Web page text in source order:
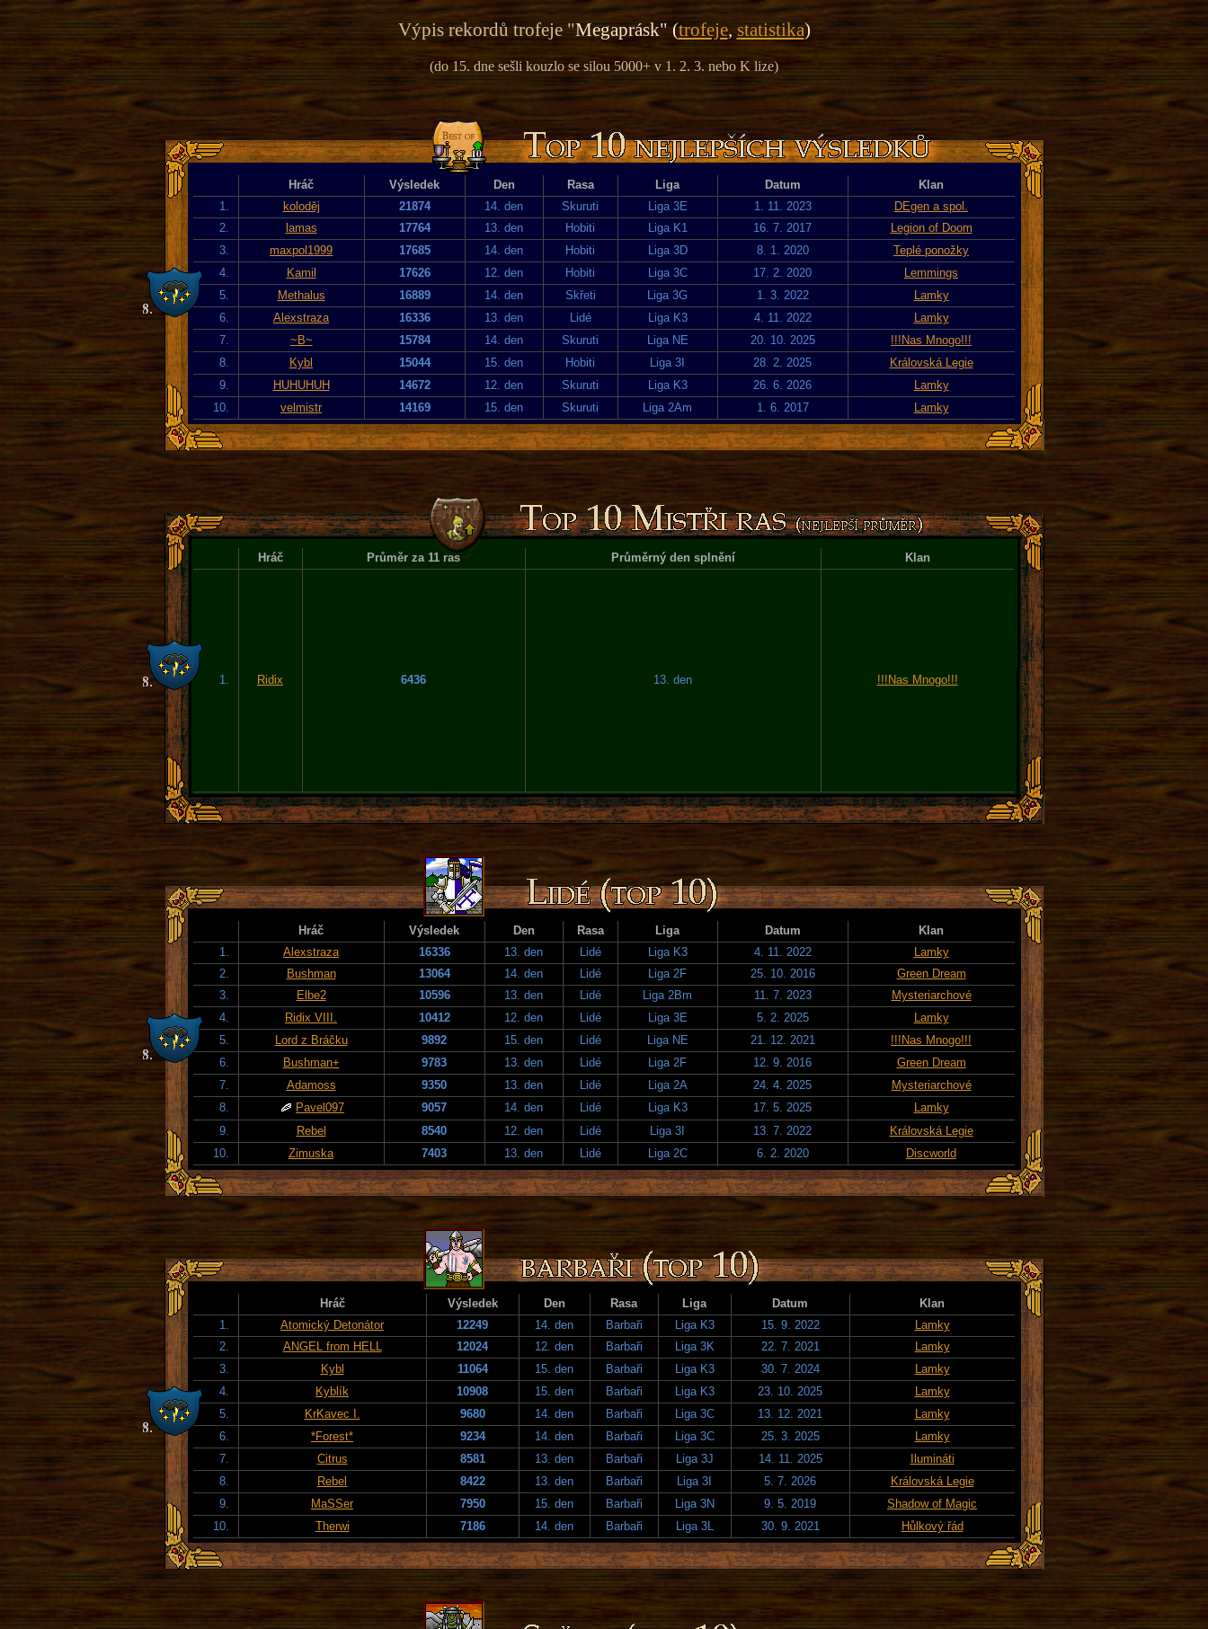
Výpis rekordů trofeje "Megaprásk" (trofeje, statistika)
(do 15. dne sešli kouzlo se silou 5000+ v 1. 2. 3. nebo K lize)
Hráč Výsledek Den Rasa Liga Datum
Klan
1.
koloděj 21874 14. den Skuruti Liga 3E 1. 11. 2023
DEgen a spol.
2.
lamas 17764 13. den Hobiti Liga K1 16. 7. 2017
Legion of Doom
3.
maxpol1999 17685 14. den Hobiti Liga 3D 8. 1. 2020
Teplé ponožky
4.
Kamil 17626 12. den Hobiti Liga 3C 17. 2. 2020
Lemmings
5.
Methalus 16889 14. den Skřeti Liga 3G 1. 3. 2022
Lamky
6.
Alexstraza 16336 13. den Lidé Liga K3 4. 11. 2022
Lamky
7.
~B~ 15784 14. den Skuruti Liga NE 20. 10. 2025
!!!Nas Mnogo!!!
8.
Kybl 15044 15. den Hobiti Liga 3I 28. 2. 2025
Královská Legie
9.
HUHUHUH 14672 12. den Skuruti Liga K3 26. 6. 2026
Lamky
10.
velmistr 14169 15. den Skuruti Liga 2Am 1. 6. 2017 Lamky
Hráč Průměr za 11 ras Průměrný den splnění Klan
1. Ridix 6436 13. den !!!Nas Mnogo!!!
Hráč Výsledek Den Rasa Liga Datum
Klan
1.
Alexstraza 16336 13. den Lidé Liga K3 4. 11. 2022
Lamky
2.
Bushman 13064 14. den Lidé Liga 2F 25. 10. 2016
Green Dream
3.
Elbe2 10596 13. den Lidé Liga 2Bm 11. 7. 2023
Mysteriarchové
4.
Ridix VIII. 10412 12. den Lidé Liga 3E 5. 2. 2025
Lamky
5.
Lord z Bráčku 9892 15. den Lidé Liga NE 21. 12. 2021
!!!Nas Mnogo!!!
6.
Bushman+ 9783 13. den Lidé Liga 2F 12. 9. 2016
Green Dream
7.
Adamoss 9350 13. den Lidé Liga 2A 24. 4. 2025
Mysteriarchové
8.
Pavel097 9057 14. den Lidé Liga K3 17. 5. 2025
Lamky
9.
Rebel 8540 12. den Lidé Liga 3I 13. 7. 2022
Královská Legie
10.
Zimuska 7403 13. den Lidé Liga 2C 6. 2. 2020 Discworld
Hráč Výsledek Den Rasa Liga Datum
Klan
1.
Atomický Detonátor 12249 14. den Barbaři Liga K3 15. 9. 2022
Lamky
2.
ANGEL from HELL 12024 12. den Barbaři Liga 3K 22. 7. 2021
Lamky
3.
Kybl 11064 15. den Barbaři Liga K3 30. 7. 2024
Lamky
4.
Kyblík 10908 15. den Barbaři Liga K3 23. 10. 2025
Lamky
5.
KrKavec I. 9680 14. den Barbaři Liga 3C 13. 12. 2021
Lamky
6.
*Forest* 9234 14. den Barbaři Liga 3C 25. 3. 2025
Lamky
7.
Citrus 8581 13. den Barbaři Liga 3J 14. 11. 2025
Ilumináti
8.
Rebel 8422 13. den Barbaři Liga 3I 5. 7. 2026
Královská Legie
9.
MaSSer 7950 15. den Barbaři Liga 3N 9. 5. 2019
Shadow of Magic
10.
Therwi 7186 14. den Barbaři Liga 3L 30. 9. 2021 Hůlkový řád